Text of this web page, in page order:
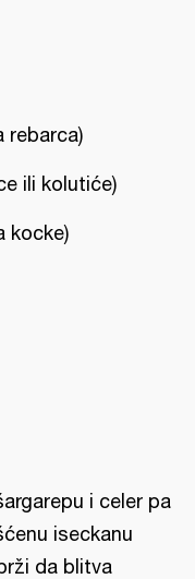
rebarca)
ili kolutiće)
kocke)
i celer pa
iseckanu
da blitva